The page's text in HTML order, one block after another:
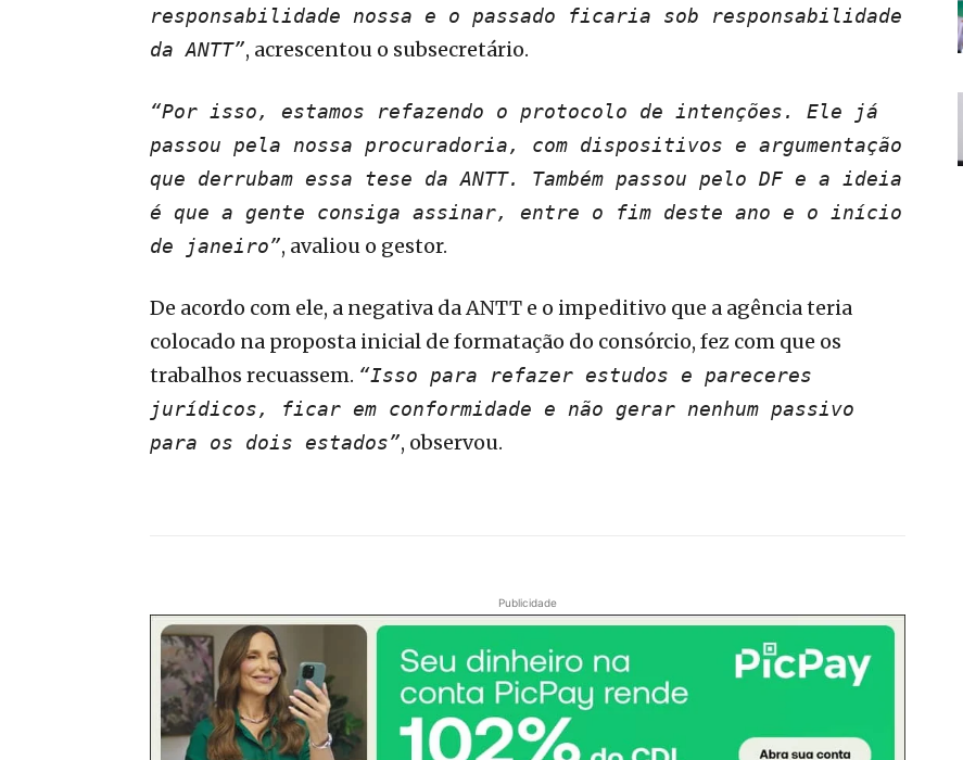
responsabilidade nossa e o passado ficaria sob responsabilidade
da ANTT”, acrescentou o subsecretário.
“Por isso, estamos refazendo o protocolo de intenções. Ele já
passou pela nossa procuradoria, com dispositivos e argumentação
que derrubam essa tese da ANTT. Também passou pelo DF e a ideia
é que a gente consiga assinar, entre o fim deste ano e o início
de janeiro”, avaliou o gestor.
De acordo com ele, a negativa da ANTT e o impeditivo que a agência teria
colocado na proposta inicial de formatação do consórcio, fez com que os
trabalhos recuassem. “Isso para refazer estudos e pareceres
jurídicos, ficar em conformidade e não gerar nenhum passivo
para os dois estados”, observou.
Publicidade